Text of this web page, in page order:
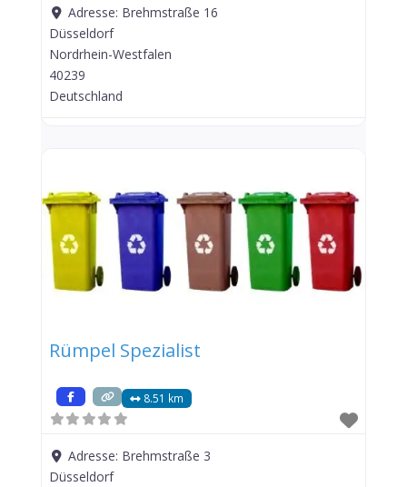
Adresse: Brehmstraße 16
Düsseldorf
Nordrhein-Westfalen
40239
Deutschland
Rümpel Spezialist
8.51 km
Adresse: Brehmstraße 3
Düsseldorf